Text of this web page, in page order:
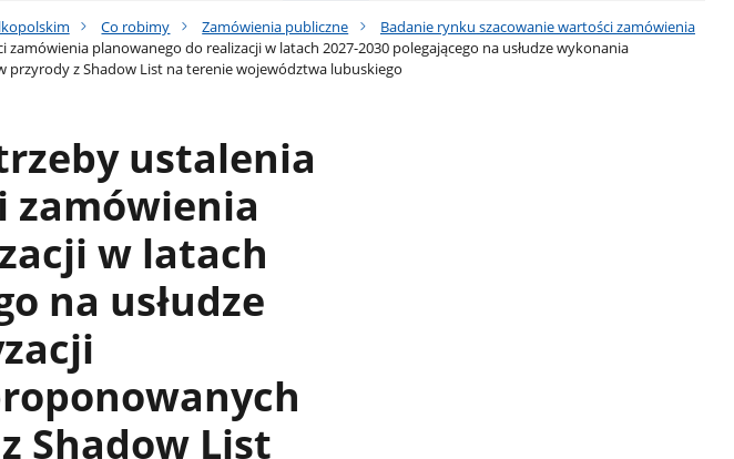
Co robimy Zamówienia publiczne
Badanie rynku szacowanie wartości zamówienia
planowanego do realizacji w latach 2027-2030 polegającego na usłudze wykonania
z Shadow List na terenie województwa lubuskiego
ustalenia
zamówienia
w latach
na usłudze
Shadow List